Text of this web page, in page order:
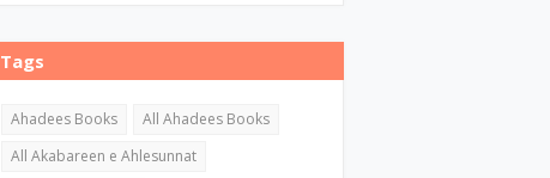
Tags
Ahadees Books
All Ahadees Books
All Akabareen e Ahlesunnat